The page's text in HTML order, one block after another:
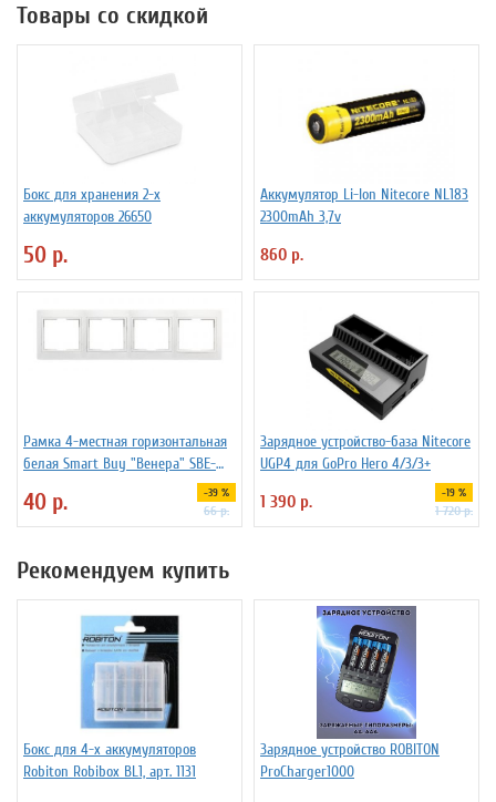
Товары со скидкой
Бокс для хранения 2-х
аккумуляторов 26650
50 р.
Аккумулятор Li-Ion Niteсore NL183
2300mAh 3,7v
860 р.
Рамка 4-местная горизонтальная
белая Smart Buy "Венера" SBE-
40 р. -39 %
66 р.
Зарядное устройство-база Nitecore
UGP4 для GoPro Hero 4/3/3+
1 390 р. -19 %
1 720 р.
Рекомендуем купить
Бокс для 4-х аккумуляторов
Robiton Robibox BL1, арт. 1131
Зарядное устройство ROBITON
ProCharger1000